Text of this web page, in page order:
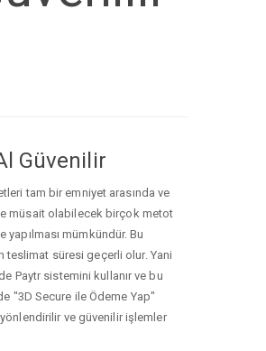
Güvenilir
tam bir emniyet arasında ve
müsait olabilecek birçok metot
yapılması mümkündür. Bu
süresi geçerli olur. Yani
Paytr sistemini kullanır ve bu
"3D Secure ile Ödeme Yap"
ve güvenilir işlemler